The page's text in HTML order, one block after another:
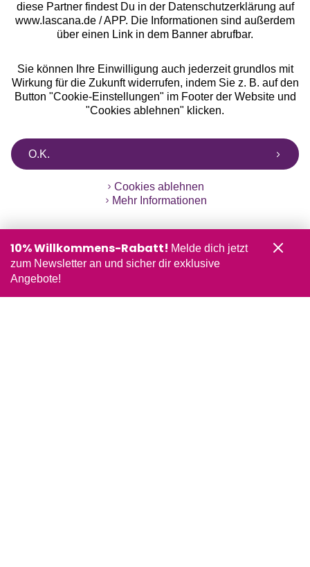
diese Partner findest Du in der Datenschutzerklärung auf
www.lascana.de / APP. Die Informationen sind außerdem
über einen Link in dem Banner abrufbar.
Sie können Ihre Einwilligung auch jederzeit grundlos mit
Wirkung für die Zukunft widerrufen, indem Sie z. B. auf den
Button "Cookie-Einstellungen" im Footer der Website und
"Cookies ablehnen" klicken.
O.K.
Cookies ablehnen
Mehr Informationen
10% Willkommens-Rabatt! Melde dich jetzt
zum Newsletter an und sicher dir exklusive
Angebote!